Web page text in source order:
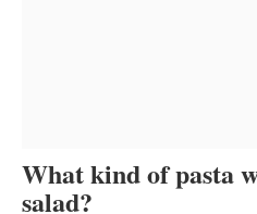
What kind of pasta
salad?